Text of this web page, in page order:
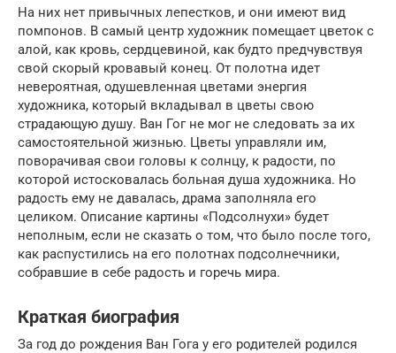
На них нет привычных лепестков, и они имеют вид
помпонов. В самый центр художник помещает цветок с
алой, как кровь, сердцевиной, как будто предчувствуя
свой скорый кровавый конец. От полотна идет
невероятная, одушевленная цветами энергия
художника, который вкладывал в цветы свою
страдающую душу. Ван Гог не мог не следовать за их
самостоятельной жизнью. Цветы управляли им,
поворачивая свои головы к солнцу, к радости, по
которой истосковалась больная душа художника. Но
радость ему не давалась, драма заполняла его
целиком. Описание картины «Подсолнухи» будет
неполным, если не сказать о том, что было после того,
как распустились на его полотнах подсолнечники,
собравшие в себе радость и горечь мира.
Краткая биография
За год до рождения Ван Гога у его родителей родился